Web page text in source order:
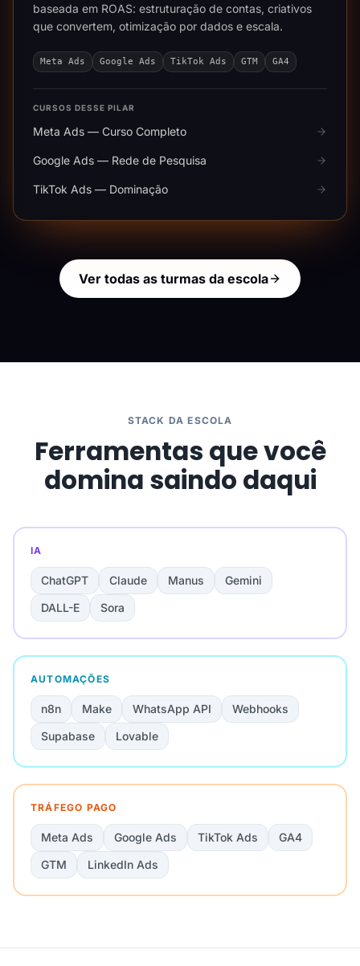
baseada em ROAS: estruturação de contas, criativos
que convertem, otimização por dados e escala.
Meta Ads Google Ads TikTok Ads GTM GA4
CURSOS DESSE PILAR
Meta Ads — Curso Completo
Google Ads — Rede de Pesquisa
TikTok Ads — Dominação
Ver todas as turmas da escola
STACK DA ESCOLA
Ferramentas que você
domina saindo daqui
IA
ChatGPT Claude Manus
Gemini
DALL-E
Sora
AUTOMAÇÕES
n8n Make WhatsApp API
Webhooks
Supabase
Lovable
TRÁFEGO PAGO
Meta Ads Google Ads TikTok Ads
GA4
GTM
LinkedIn Ads